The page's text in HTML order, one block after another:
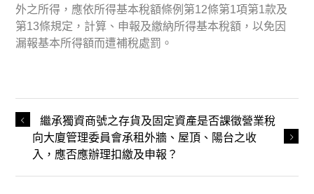
外之所得，應依所得基本稅額條例第12條第1項第1款及
第13條規定，計算、申報及繳納所得基本稅額，以免因
漏報基本所得額而遭補稅處罰。
繼承獨資商號之存貨及固定資產是否課徵營業稅
向大廈管理委員會承租外牆、屋頂、陽台之收
入，應否應辦理扣繳及申報？